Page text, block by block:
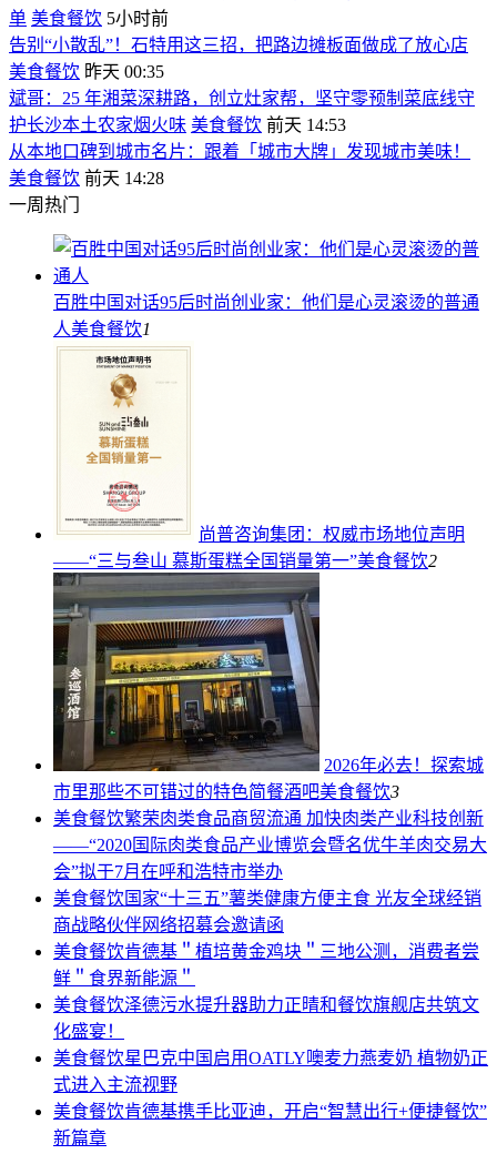
单 美食餐饮 5小时前
告别“小散乱”！石特用这三招，把路边摊板面做成了放心店
美食餐饮 昨天 00:35
斌哥：25 年湘菜深耕路，创立灶家帮，坚守零预制菜底线守
护长沙本土农家烟火味 美食餐饮 前天 14:53
从本地口碑到城市名片：跟着「城市大牌」发现城市美味！
美食餐饮 前天 14:28
一周热门
百胜中国对话95后时尚创业家：他们是心灵滚烫的普通
人美食餐饮1
尚普咨询集团：权威市场地位声明
——“三与叁山 慕斯蛋糕全国销量第一”美食餐饮2
2026年必去！探索城
市里那些不可错过的特色简餐酒吧美食餐饮3
美食餐饮繁荣肉类食品商贸流通 加快肉类产业科技创新
——“2020国际肉类食品产业博览会暨名优牛羊肉交易大
会”拟于7月在呼和浩特市举办
美食餐饮 国家“十三五”薯类健康方便主食 光友全球经销
商战略伙伴网络招募会邀请函
美食餐饮肯德基＂植培黄金鸡块＂三地公测，消费者尝
鲜＂食界新能源＂
美食餐饮泽德污水提升器助力正晴和餐饮旗舰店共筑文
化盛宴！
美食餐饮星巴克中国启用OATLY噢麦力燕麦奶 植物奶正
式进入主流视野
美食餐饮肯德基携手比亚迪，开启“智慧出行+便捷餐饮”
新篇章